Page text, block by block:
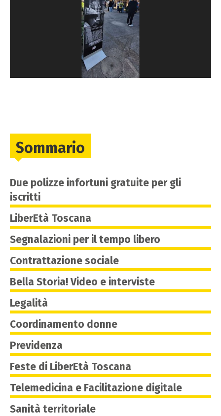
Sommario
Due polizze infortuni gratuite per gli
iscritti
LiberEtà Toscana
Segnalazioni per il tempo libero
Contrattazione sociale
Bella Storia! Video e interviste
Legalità
Coordinamento donne
Previdenza
Feste di LiberEtà Toscana
Telemedicina e Facilitazione digitale
Sanità territoriale